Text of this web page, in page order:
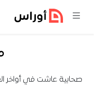
صحابية عاشت في أواخر